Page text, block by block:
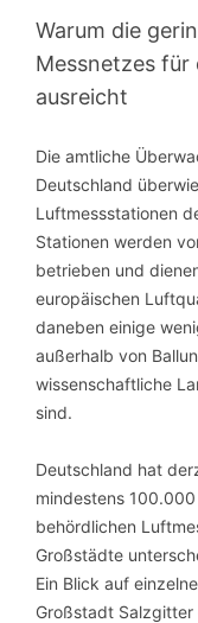
Warum die
Messnetzes für
ausreicht
Die amtliche
Deutschland
Luftmessstationen
Stationen werden
betrieben und
europäischen
daneben einige
außerhalb von
wissenschaftliche
sind.
Deutschland hat
mindestens
behördlichen
Großstädte
Ein Blick auf
Großstadt